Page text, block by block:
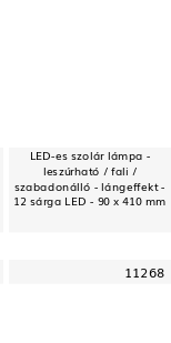
LED-es szolár lámpa -
leszúrható / fali /
szabadonálló - lángeffekt -
12 sárga LED - 90 x 410 mm
11268